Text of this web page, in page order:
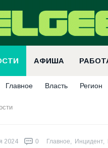
АФИША
Главное Власть Регион
2024 0 Главное, Инцидент,